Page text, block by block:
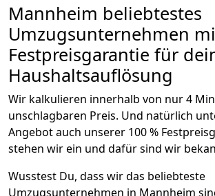
Mannheim beliebtestes
Umzugsunternehmen
Festpreisgarantie für
Haushaltsauflösung
Wir kalkulieren innerhalb von nur 4
unschlagbaren Preis. Und natürlich
Angebot auch unserer 100 %
stehen wir ein und dafür sind wir
Wusstest Du, dass wir das beliebteste
Umzugsunternehmen in Mannheim